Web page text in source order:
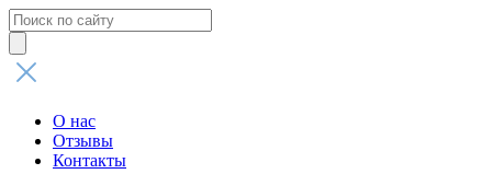
Поиск
товаров
О нас
Отзывы
Контакты